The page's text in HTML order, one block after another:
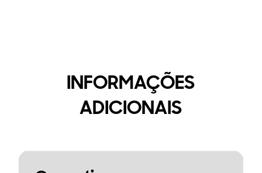
INFORMAÇÕES
ADICIONAIS